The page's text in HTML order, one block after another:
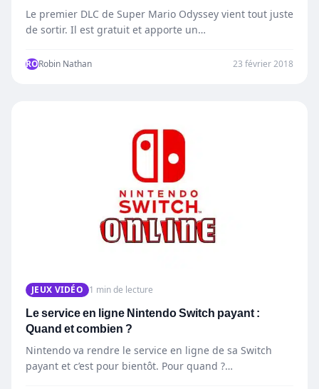
Le premier DLC de Super Mario Odyssey vient tout juste
de sortir. Il est gratuit et apporte un…
RORobin Nathan 23 février 2018
JEUX VIDÉO 1 min de lecture
Le service en ligne Nintendo Switch payant :
Quand et combien ?
Nintendo va rendre le service en ligne de sa Switch
payant et c’est pour bientôt. Pour quand ?…